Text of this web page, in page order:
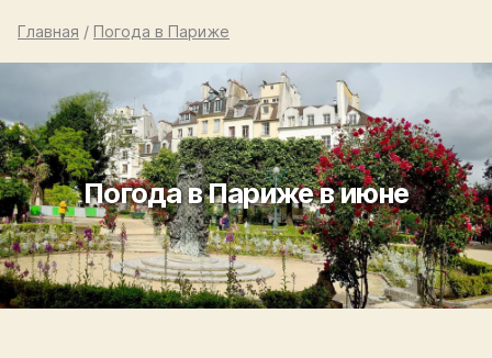
Главная / Погода в Париже
Погода в Париже в июне